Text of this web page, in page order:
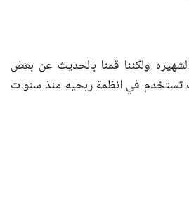
ولكننا قمنا بالحديث عن بعض
تستخدم في انظمة ربحيه منذ سنوات